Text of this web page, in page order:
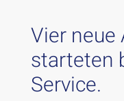
Vier
starteten
Service.